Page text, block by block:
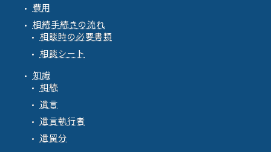
費用
相続手続きの流れ
相談時の必要書類
相談シート
知識
相続
遺言
遺言執行者
遺留分